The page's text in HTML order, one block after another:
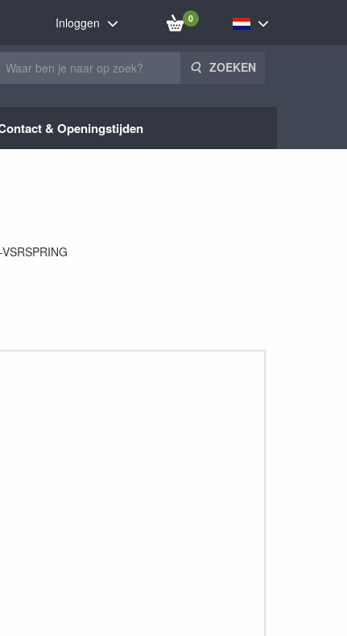
Inloggen 0
ZOEKEN
& Openingstijden